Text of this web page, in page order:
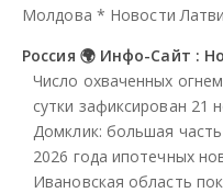
Молдова * Новости
Россия 🌍 Инфо-Сайт :
Число охваченных
сутки зафиксирован 21
Домклик: большая
2026 года ипотечных
Ивановская область